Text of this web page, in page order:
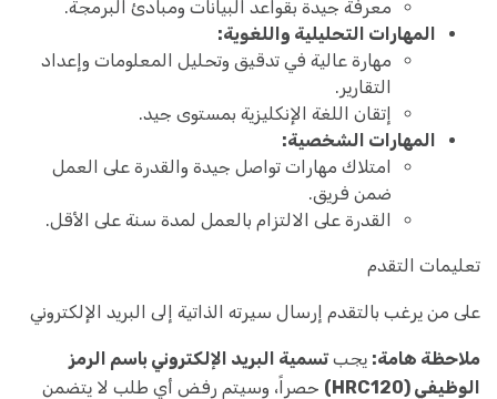
معرفة جيدة بقواعد البيانات ومبادئ البرمجة.
المهارات التحليلية واللغوية:
مهارة عالية في تدقيق وتحليل المعلومات وإعداد
التقارير.
إتقان اللغة الإنكليزية بمستوى جيد.
المهارات الشخصية:
امتلاك مهارات تواصل جيدة والقدرة على العمل
ضمن فريق.
القدرة على الالتزام بالعمل لمدة سنة على الأقل.
تعليمات التقدم
على من يرغب بالتقدم إرسال سيرته الذاتية إلى البريد الإلكتروني
ملاحظة هامة: يجبتسمية البريد الإلكتروني باسم الرمز
الوظيفي (HRC120)
حصراً، وسيتم رفض أي طلب لا يتضمن